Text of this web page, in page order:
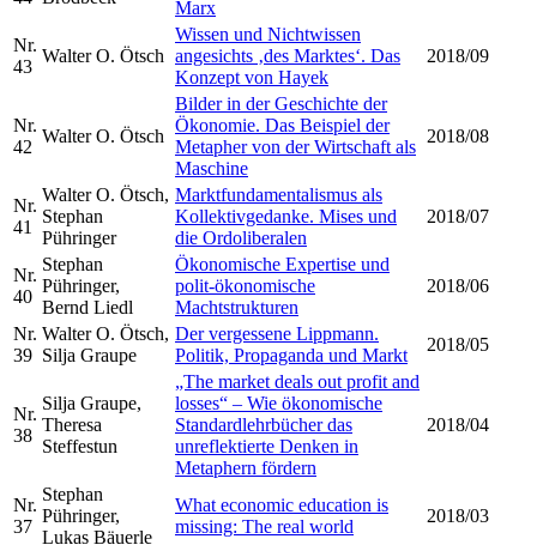
Marx
Nr.
43
Walter O. Ötsch
Wissen und Nichtwissen
angesichts ‚des Marktes‘. Das
Konzept von Hayek
2018/09
Nr.
42
Walter O. Ötsch
Bilder in der Geschichte der
Ökonomie. Das Beispiel der
Metapher von der Wirtschaft als
Maschine
2018/08
Nr.
41
Walter O. Ötsch,
Stephan
Pühringer
Marktfundamentalismus als
Kollektivgedanke. Mises und
die Ordoliberalen
2018/07
Nr.
40
Stephan
Pühringer,
Bernd Liedl
Ökonomische Expertise und
polit-ökonomische
Machtstrukturen
2018/06
Nr.
39
Walter O. Ötsch,
Silja Graupe
Der vergessene Lippmann.
Politik, Propaganda und Markt
2018/05
Nr.
38
Silja Graupe,
Theresa
Steffestun
„The market deals out profit and
losses“ – Wie ökonomische
Standardlehrbücher das
unreflektierte Denken in
Metaphern fördern
2018/04
Nr.
37
Stephan
Pühringer,
Lukas Bäuerle
What economic education is
missing: The real world
2018/03